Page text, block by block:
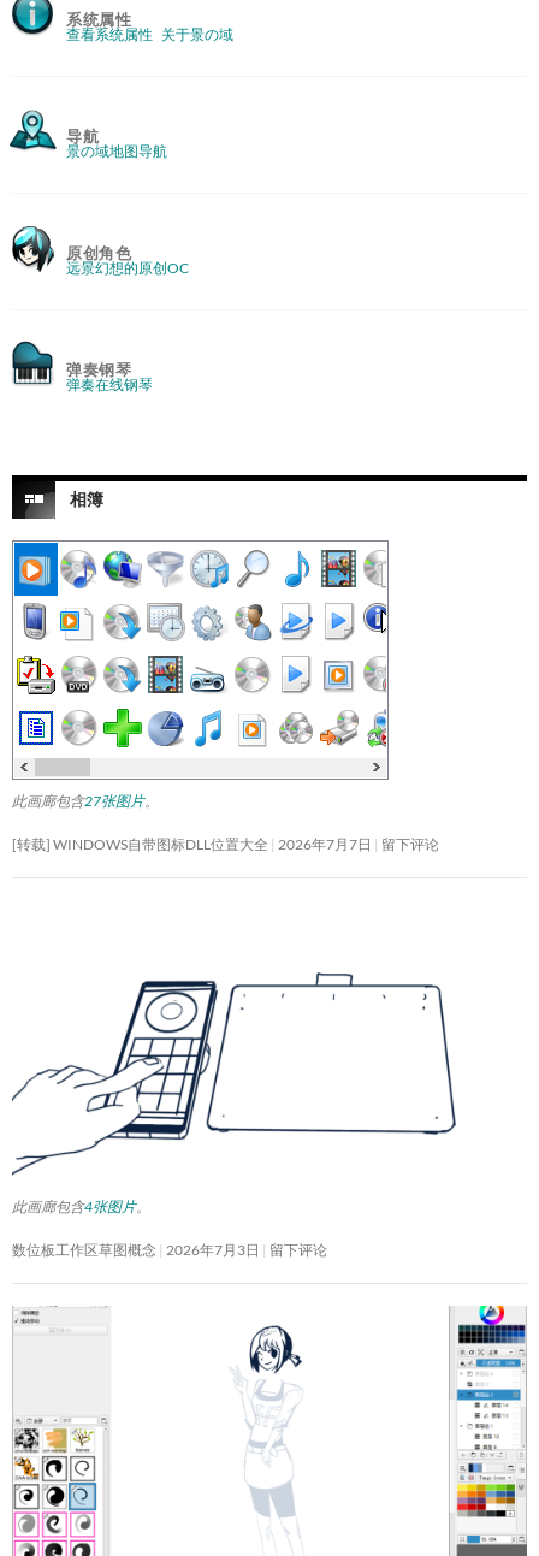
系统属性
查看系统属性 关于景の域
导航
景の域地图导航
原创角色
远景幻想的原创OC
弹奏钢琴
弹奏在线钢琴
相簿
此画廊包含27张图片。
[转载] WINDOWS自带图标DLL位置大全 2026年7月7日 留下评论
此画廊包含4张图片。
数位板工作区草图概念 2026年7月3日 留下评论